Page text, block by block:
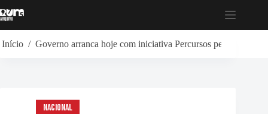
para
Início / Governo arranca hoje com iniciativa Percursos pela Inclusão
Nacional